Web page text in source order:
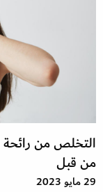
التخلص من رائحة
من قبل
29 مايو 2023